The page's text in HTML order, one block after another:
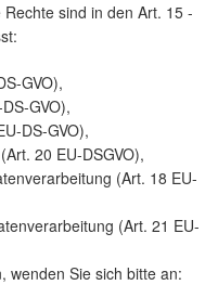
sind in den Art. 15 -
GVO),
GVO),
DS-GVO),
20 EU-DSGVO),
(Art. 18 EU-
(Art. 21 EU-
wenden Sie sich bitte an: